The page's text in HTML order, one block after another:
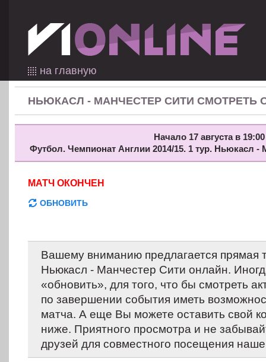
на главную
НЬЮКАСЛ - МАНЧЕСТЕР СИТИ СМОТРЕТЬ
Начало 17 августа в
Футбол. Чемпионат Англии 2014/15. 1 тур. Ньюкасл -
МАТЧ ОКОНЧЕН
ОБНОВИТЬ
Вашему вниманию предлагается прямая
Ньюкасл - Манчестер Сити онлайн.
«обновить», для того, что бы смотреть
по завершении события иметь
матча. А еще Вы можете оставить свой
ниже. Приятного просмотра и не
друзей для совместного посещения